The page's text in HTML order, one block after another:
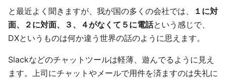
と最近よく聞きますが、我が国の多くの会社では、
１に対
面、２に対面、３、４がなくて５に電話という感じで、
DXというものは何か違う世界の話のように思えます。
Slackなどのチャットツールは軽薄、遊んでるように見え
ます。上司にチャットやメールで用件を済ますのは失礼に